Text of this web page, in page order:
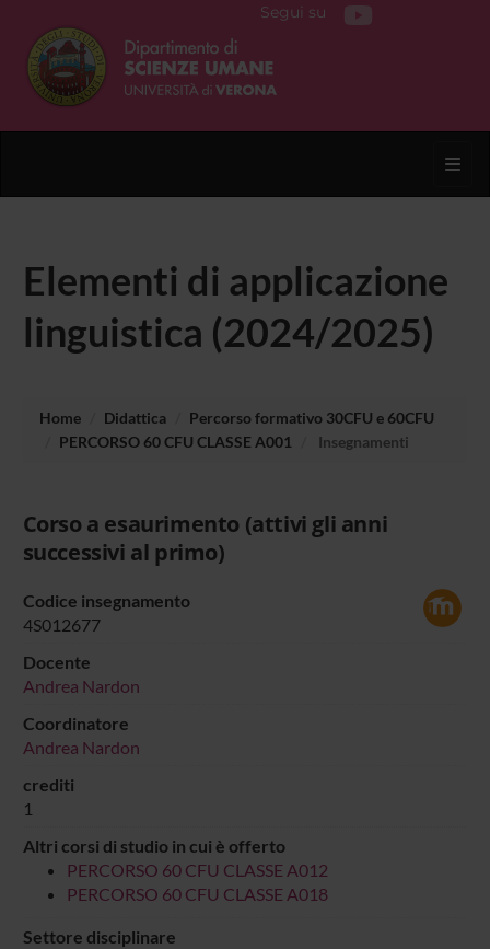
Segui su
Elementi di applicazione
linguistica (2024/2025)
Home Didattica
Percorso formativo 30CFU e 60CFU
PERCORSO 60 CFU CLASSE A001
Insegnamenti
Corso a esaurimento (attivi gli anni
successivi al primo)
Codice insegnamento
4S012677
Docente
Andrea Nardon
Coordinatore
Andrea Nardon
crediti
1
Altri corsi di studio in cui è offerto
PERCORSO 60 CFU CLASSE A012
PERCORSO 60 CFU CLASSE A018
Settore disciplinare